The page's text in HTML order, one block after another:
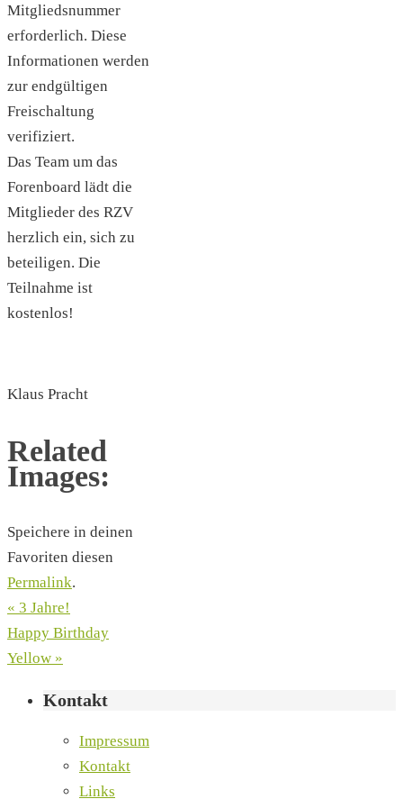
Mitgliedsnummer
erforderlich. Diese
Informationen werden
zur endgültigen
Freischaltung
verifiziert.
Das Team um das
Forenboard lädt die
Mitglieder des RZV
herzlich ein, sich zu
beteiligen. Die
Teilnahme ist
kostenlos!
Klaus Pracht
Related
Images:
Speichere in deinen
Favoriten diesen
Permalink.
« 3 Jahre!
Happy Birthday
Yellow »
Kontakt
Impressum
Kontakt
Links